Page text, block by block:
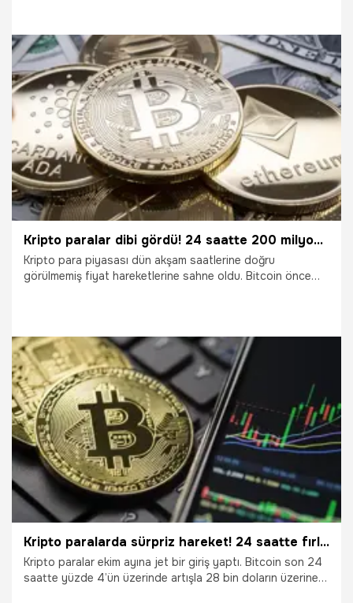
25.10.2023 Ekonomi
Kripto paralar dibi gördü! 24 saatte 200 milyon dolar buhar oldu
Kripto para piyasası dün akşam saatlerine doğru
görülmemiş fiyat hareketlerine sahne oldu. Bitcoin önce
Yavuz önemli uyarılarda bulundu. İşte detaylar...
17.10.2023 Ekonomi
Kripto paralarda sürpriz hareket! 24 saatte fırladı, kendine yeni zirve belirledi
Kripto paralar ekim ayına jet bir giriş yaptı. Bitcoin son 24
saatte yüzde 4’ün üzerinde artışla 28 bin doların üzerine